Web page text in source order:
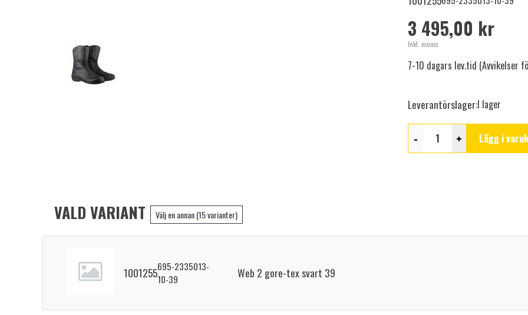
3 495,00 kr
Inkl. moms
7-10 dagars lev.tid (Avvikelser
Leverantörslager:I lager
- + Lägg i
VALD VARIANT Välj en annan (15 varianter)
1001255695-2335013-
10-39
Web 2 gore-tex svart 39